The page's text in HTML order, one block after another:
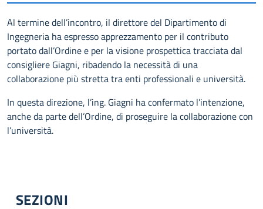
SEZIONI
Al termine dell’incontro, il direttore del Dipartimento di
Ingegneria ha espresso apprezzamento per il contributo
portato dall’Ordine e per la visione prospettica tracciata dal
consigliere Giagni, ribadendo la necessità di una
collaborazione più stretta tra enti professionali e università.
In questa direzione, l’ing. Giagni ha confermato l’intenzione,
anche da parte dell’Ordine, di proseguire la collaborazione con
l’università.